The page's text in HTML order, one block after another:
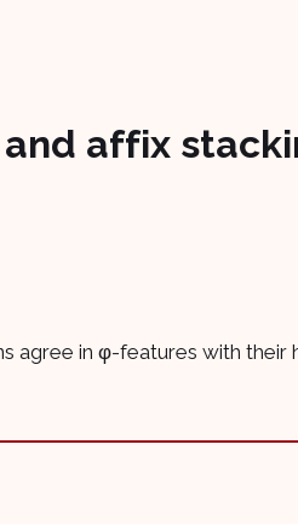
and affix
agree in φ-features with their